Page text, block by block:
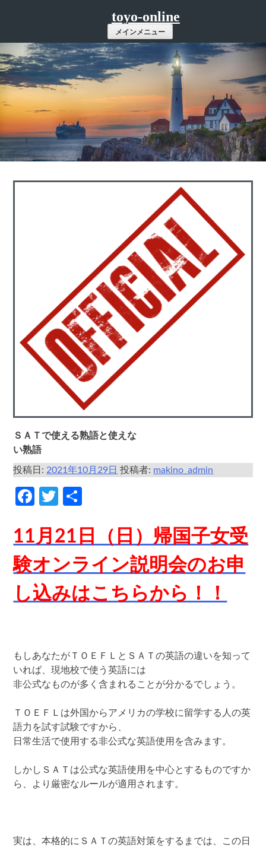
ツ
へ
ス
キ
ッ
プ
toyo-online
メインメニュー
ＳＡＴで使える熟語と使えな
い熟語
投稿日:2021年10月29日 投稿者: makino_admin
Facebook
Twitter
11月21日（日）帰国子女受
験オンライン説明会のお申
し込みはこちらから！！
もしあなたがＴＯＥＦＬとＳＡＴの英語の違いを知って
いれば、現地校で使う英語には
非公式なものが多く含まれることが分かるでしょう。
ＴＯＥＦＬは外国からアメリカの学校に留学する人の英
語力を試す試験ですから、
日常生活で使用する非公式な英語使用を含みます。
しかしＳＡＴは公式な英語使用を中心とするものですか
ら、より厳密なルールが適用されます。
実は、本格的にＳＡＴの英語対策をするまでは、この日